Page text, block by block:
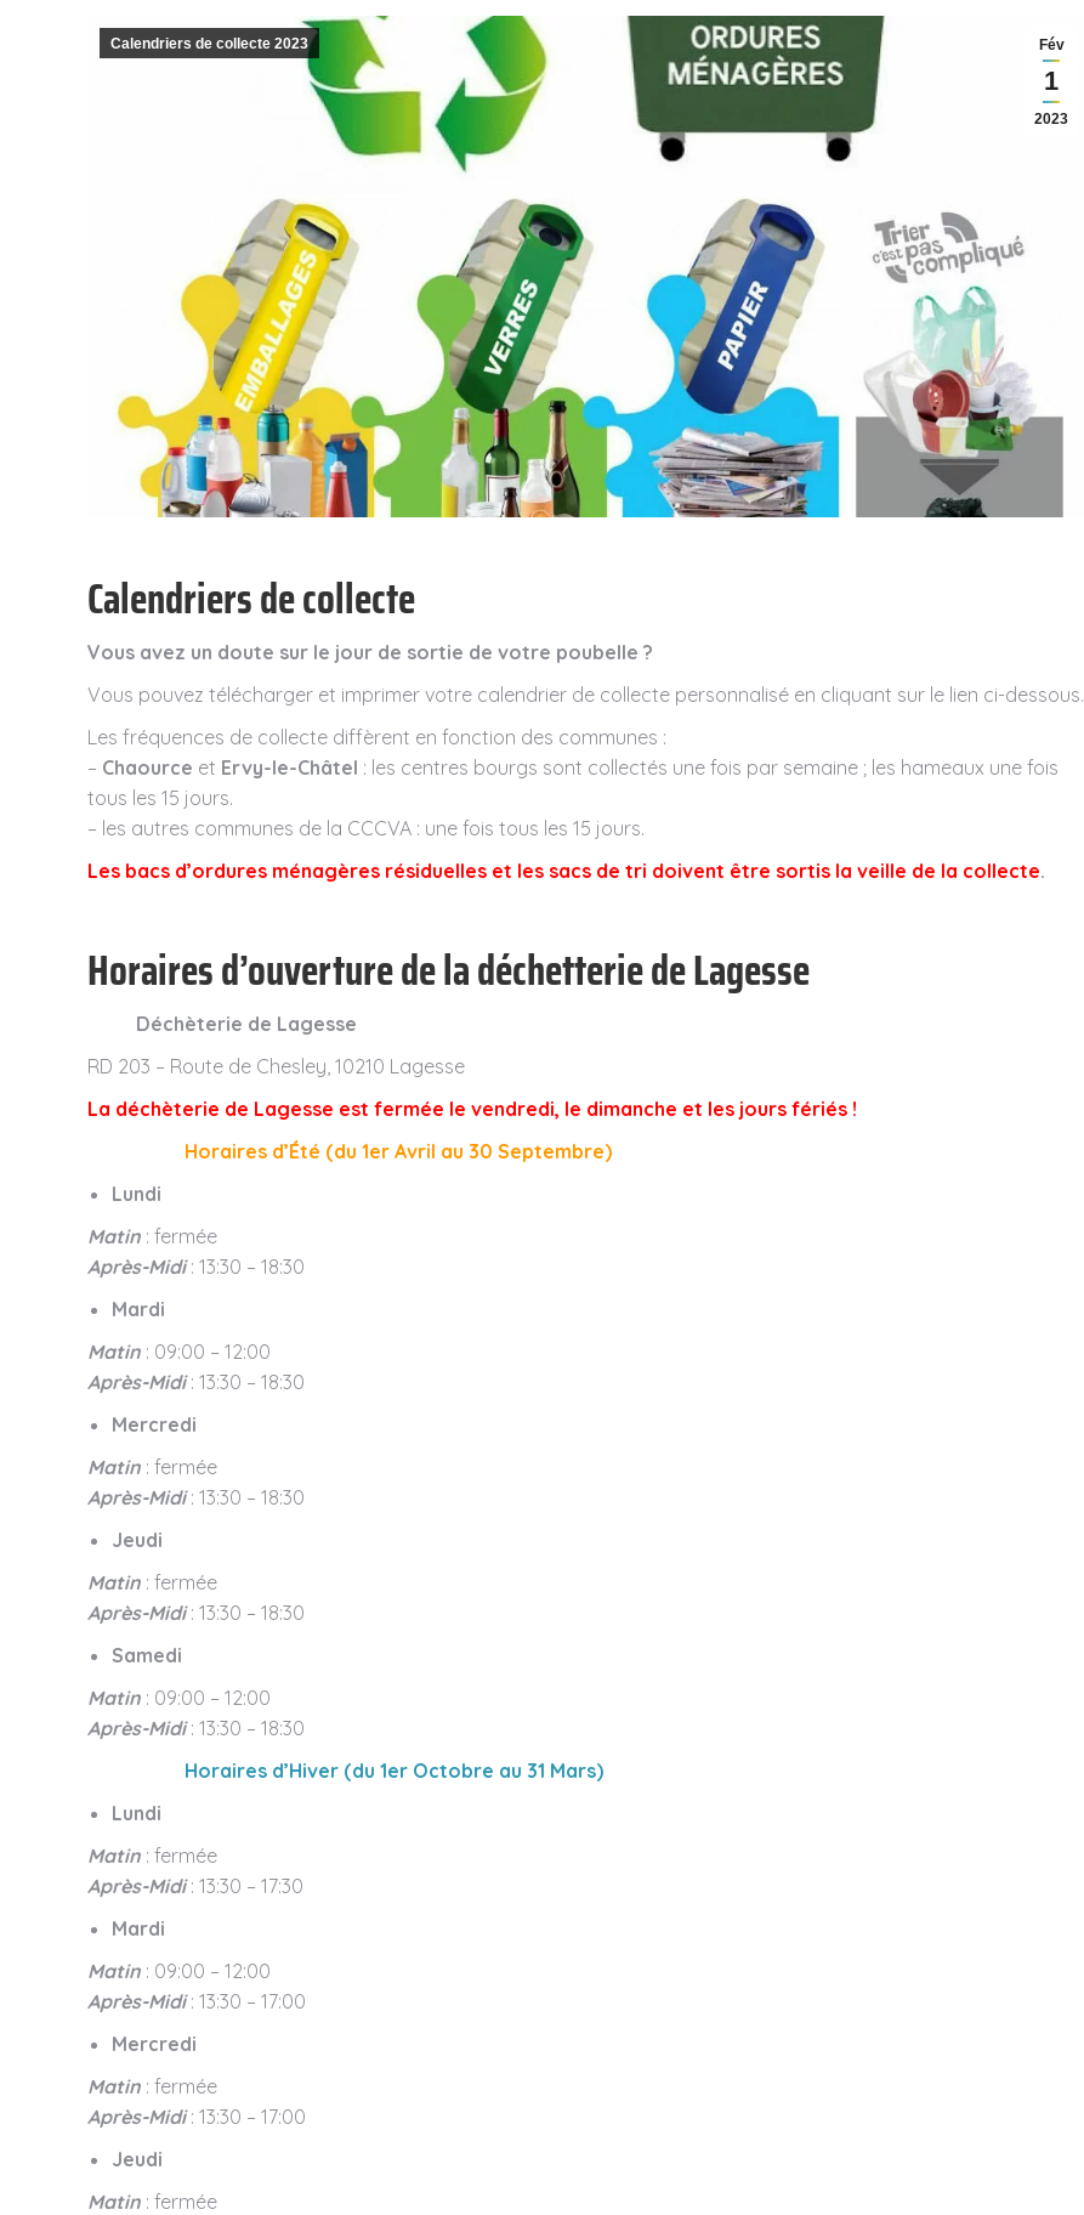
Fév
1
2023
Calendriers de collecte 2023
Calendriers de collecte
Vous avez un doute sur le jour de sortie de votre poubelle ?
Vous pouvez télécharger et imprimer votre calendrier de collecte personnalisé en cliquant sur le lien ci-dessous.
Les fréquences de collecte diffèrent en fonction des communes :
– Chaource et Ervy-le-Châtel : les centres bourgs sont collectés une fois par semaine ; les hameaux une fois
tous les 15 jours.
– les autres communes de la CCCVA : une fois tous les 15 jours.
Les bacs d’ordures ménagères résiduelles et les sacs de tri doivent être sortis la veille de la collecte.
Horaires d’ouverture de la déchetterie de Lagesse
Déchèterie de Lagesse
RD 203 – Route de Chesley, 10210 Lagesse
La déchèterie de Lagesse est fermée le vendredi, le dimanche et les jours fériés !
Horaires d’Été (du 1er Avril au 30 Septembre)
Lundi
Matin : fermée
Après-Midi : 13:30 – 18:30
Mardi
Matin : 09:00 – 12:00
Après-Midi : 13:30 – 18:30
Mercredi
Matin : fermée
Après-Midi: 13:30 – 18:30
Jeudi
Matin : fermée
Après-Midi: 13:30 – 18:30
Samedi
Matin : 09:00 – 12:00
Après-Midi: 13:30 – 18:30
Horaires d’Hiver (du 1er Octobre au 31 Mars)
Lundi
Matin : fermée
Après-Midi : 13:30 – 17:30
Mardi
Matin : 09:00 – 12:00
Après-Midi : 13:30 – 17:00
Mercredi
Matin : fermée
Après-Midi : 13:30 – 17:00
Jeudi
Matin : fermée